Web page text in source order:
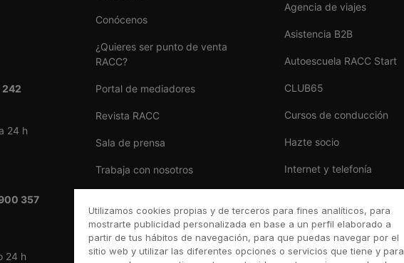
24 h
357
24 h
Conócenos
¿Quieres ser punto de venta
RACC?
Portal de mediadores
Revista RACC
Sala de prensa
Trabaja con nosotros
Agencia de viajes
Asistencia B2B
Autoescuela RACC Start
CLUB65
Cursos de conducción
Hazte socio
Internet y telefonía
Seguros
Taller RACC Auto
Utilizamos cookies propias y de terceros para fines analíticos, para
mostrarte publicidad personalizada en base a un perfil elaborado a
partir de tus hábitos de navegación, para que puedas navegar por el
sitio web y utilizar las diferentes opciones o servicios que tiene y para